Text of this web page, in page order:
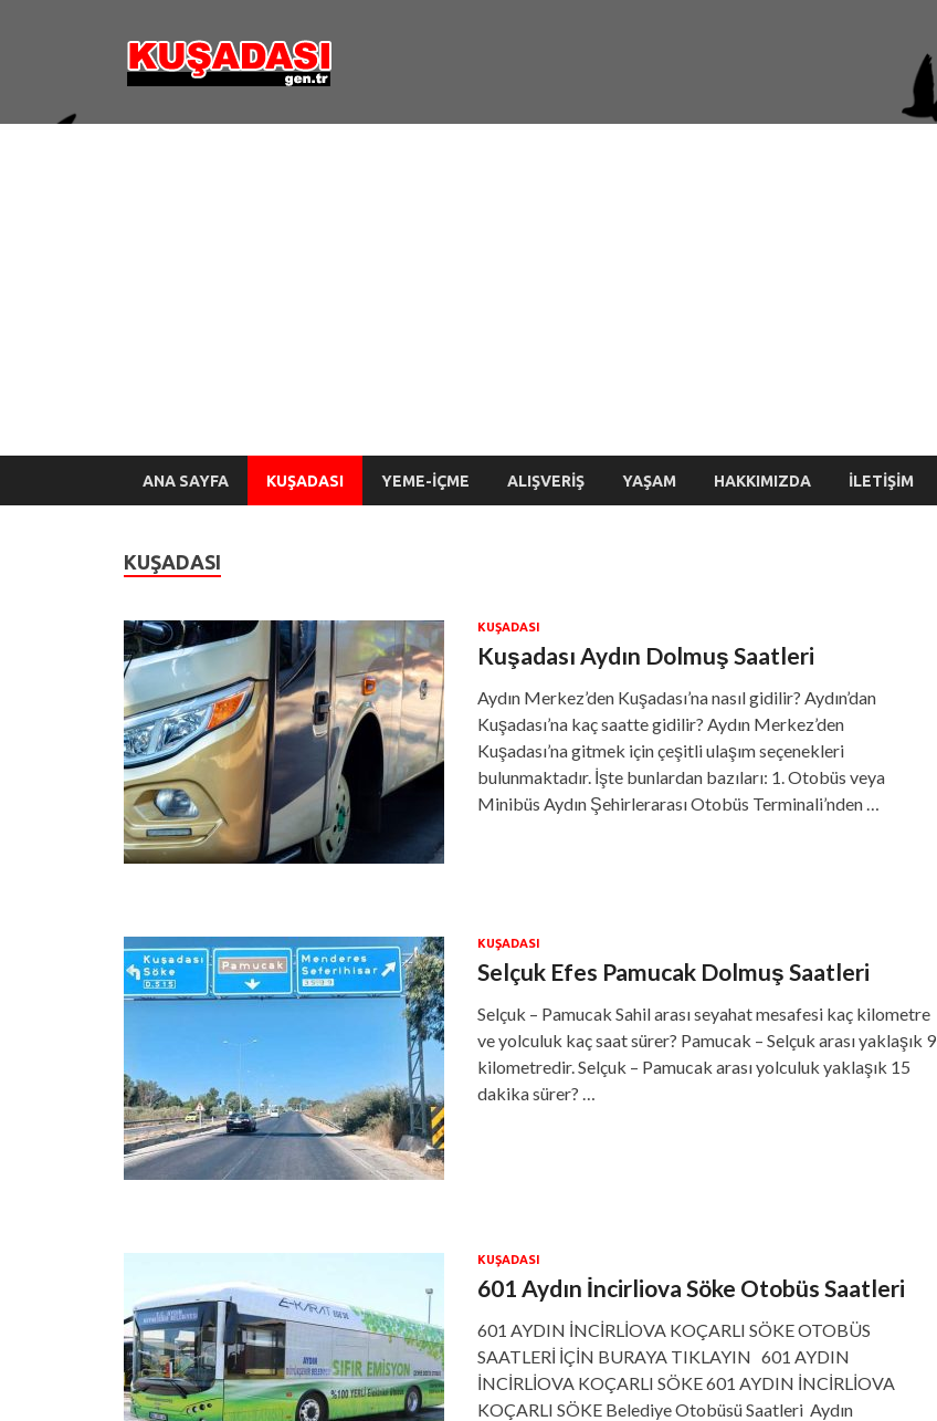
ANA SAYFA KUŞADASI YEME-İÇME ALIŞVERIŞ YAŞAM HAKKIMIZDA İLETIŞIM
KUŞADASI
KUŞADASI
Kuşadası Aydın Dolmuş Saatleri
Aydın Merkez’den Kuşadası’na nasıl gidilir? Aydın’dan
Kuşadası’na kaç saatte gidilir? Aydın Merkez’den
Kuşadası’na gitmek için çeşitli ulaşım seçenekleri
bulunmaktadır. İşte bunlardan bazıları: 1. Otobüs veya
Minibüs Aydın Şehirlerarası Otobüs Terminali’nden …
KUŞADASI
Selçuk Efes Pamucak Dolmuş Saatleri
Selçuk – Pamucak Sahil arası seyahat mesafesi kaç kilometre
ve yolculuk kaç saat sürer? Pamucak – Selçuk arası yaklaşık 9
kilometredir. Selçuk – Pamucak arası yolculuk yaklaşık 15
dakika sürer? …
KUŞADASI
601 Aydın İncirliova Söke Otobüs Saatleri
601 AYDIN İNCİRLİOVA KOÇARLI SÖKE OTOBÜS
SAATLERİ İÇİN BURAYA TIKLAYIN 601 AYDIN
İNCİRLİOVA KOÇARLI SÖKE 601 AYDIN İNCİRLİOVA
KOÇARLI SÖKE Belediye Otobüsü Saatleri Aydın